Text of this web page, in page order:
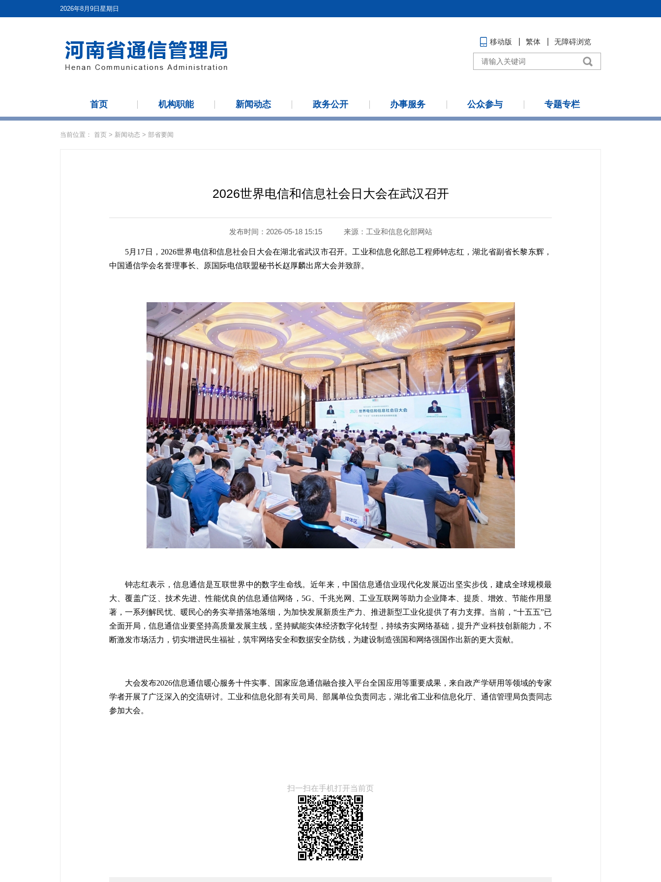
2026年8月9日星期日
移动版 繁体 无障碍浏览
首页 机构职能 新闻动态 政务公开 办事服务 公众参与 专题专栏
当前位置： 首页 > 新闻动态 > 部省要闻
2026世界电信和信息社会日大会在武汉召开
发布时间：2026-05-18 15:15 来源： 工业和信息化部网站
5月17日，2026世界电信和信息社会日大会在湖北省武汉市召开。工业和信息化部总工程师钟志红，湖北省副省长黎东辉，
中国通信学会名誉理事长、原国际电信联盟秘书长赵厚麟出席大会并致辞。
钟志红表示，信息通信是互联世界中的数字生命线。近年来，中国信息通信业现代化发展迈出坚实步伐，建成全球规模最
大、覆盖广泛、技术先进、性能优良的信息通信网络，5G、千兆光网、工业互联网等助力企业降本、提质、增效、节能作用显
著，一系列解民忧、暖民心的务实举措落地落细，为加快发展新质生产力、推进新型工业化提供了有力支撑。当前，“十五五”已
全面开局，信息通信业要坚持高质量发展主线，坚持赋能实体经济数字化转型，持续夯实网络基础，提升产业科技创新能力，不
断激发市场活力，切实增进民生福祉，筑牢网络安全和数据安全防线，为建设制造强国和网络强国作出新的更大贡献。
大会发布2026信息通信暖心服务十件实事、国家应急通信融合接入平台全国应用等重要成果，来自政产学研用等领域的专家
学者开展了广泛深入的交流研讨。工业和信息化部有关司局、部属单位负责同志，湖北省工业和信息化厅、通信管理局负责同志
参加大会。
扫一扫在手机打开当前页